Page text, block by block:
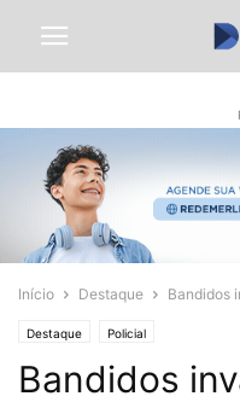
Início Destaque Bandidos
Destaque Policial
Bandidos